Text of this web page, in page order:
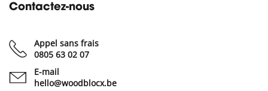
Contactez-nous
Appel sans frais
0805 63 02 07
E-mail
hello@woodblocx.be